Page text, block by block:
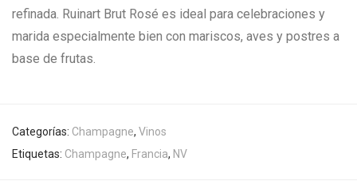
refinada. Ruinart Brut Rosé es ideal para celebraciones y
marida especialmente bien con mariscos, aves y postres a
base de frutas.
Categorías: Champagne, Vinos
Etiquetas: Champagne, Francia, NV